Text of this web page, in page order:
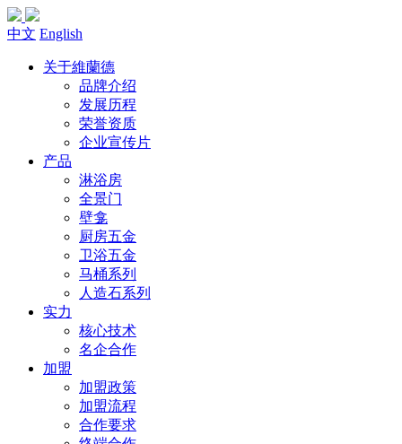
中文 English
关于維蘭德
品牌介绍
发展历程
荣誉资质
企业宣传片
产品
淋浴房
全景门
壁龛
厨房五金
卫浴五金
马桶系列
人造石系列
实力
核心技术
名企合作
加盟
加盟政策
加盟流程
合作要求